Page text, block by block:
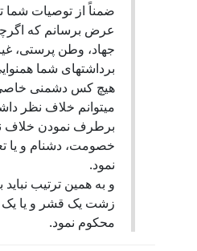
ضمناً از توصیات شما
عرض برسانم که
جهاد، وطن پرستی،
برداشتهای شما
هیچ کس دشمنی خاصی
میتوانم خلاف نظر
برطرف نمودن خلاف
خصومت، دشنام و یا
نمود.
و به همین ترتیب
زشت یک قشر و یا یک
محکوم نمود.